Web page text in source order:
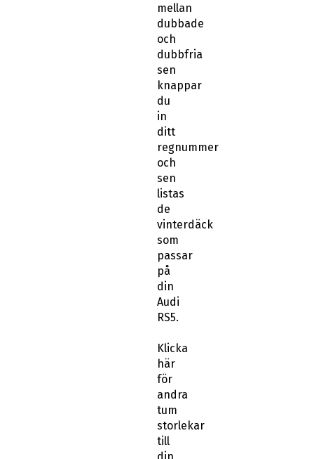
mellan
dubbade
och
dubbfria
sen
knappar
du
in
ditt
regnummer
och
sen
listas
de
vinterdäck
som
passar
på
din
Audi
RS5.
Klicka
här
för
andra
tum
storlekar
till
din